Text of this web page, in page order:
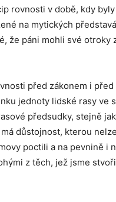
rovnosti v době, kdy
na mytických
že páni mohli své otroky
před zákonem i před
jednoty lidské rasy ve
předsudky, stejně
důstojnost, kterou
poctili a na pevnině i
z těch, jež jsme